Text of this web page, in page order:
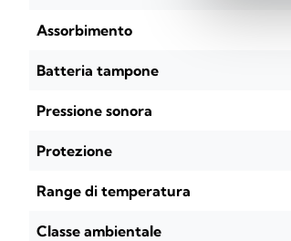
Assorbimento
Batteria tampone
Pressione sonora
Protezione
Range di temperatura
Classe ambientale